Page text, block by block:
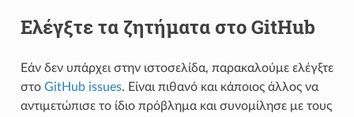
Ελέγξτε τα ζητήματα στο GitHub
Εάν δεν υπάρχει στην ιστοσελίδα, παρακαλούμε ελέγξτε
στο GitHub issues. Είναι πιθανό και κάποιος άλλος να
αντιμετώπισε το ίδιο πρόβλημα και συνομίλησε με τους